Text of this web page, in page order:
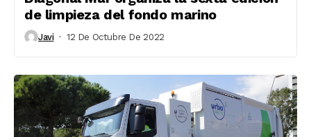
de limpieza del fondo marino
Javi 12 De Octubre De 2022